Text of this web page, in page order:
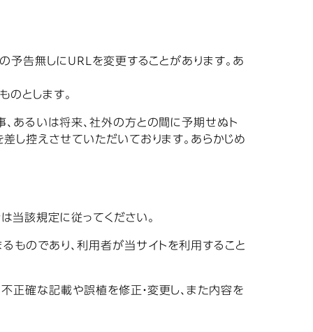
予告無しにURLを変更することがあります。あ
のとします。
あるいは将来、社外の方との間に予期せぬト
し控えさせていただいております。あらかじめ
当該規定に従ってください。
ものであり、利用者が当サイトを利用すること
確な記載や誤植を修正・変更し、また内容を